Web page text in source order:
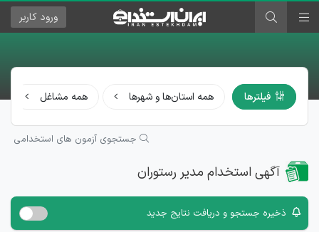
ورود کاربر
فیلترها همه استان‌ها و شهرها همه مشاغل
جستجوی آزمون های استخدامی
آگهی استخدام مدیر رستوران
ذخیره جستجو و دریافت نتایج جدید